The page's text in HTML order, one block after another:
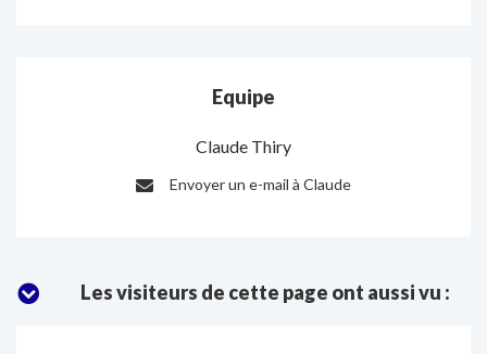
Equipe
Claude Thiry
:
Envoyer un e-mail à Claude
Les visiteurs de cette page ont aussi vu :